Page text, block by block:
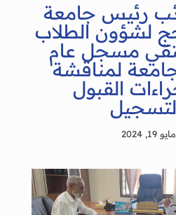
رئيس جامعة
لشؤون الطلاب
مسجل عام
لمناقشة
القبول
مايو 19, 2024